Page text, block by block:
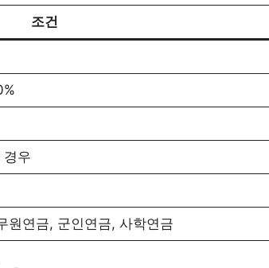
조건
경우
원연금, 군인연금, 사학연금